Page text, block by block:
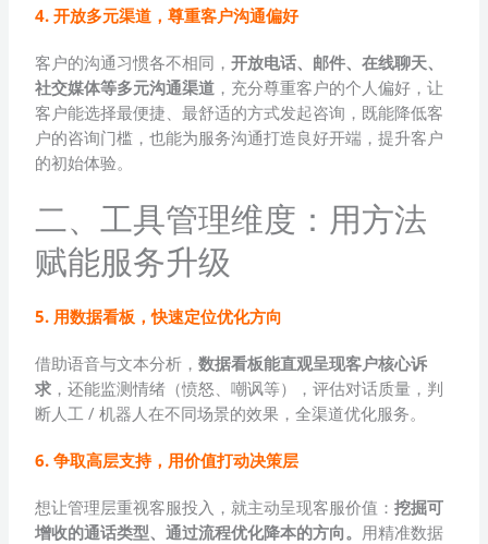
4. 开放多元渠道，尊重客户沟通偏好
客户的沟通习惯各不相同，开放电话、邮件、在线聊天、
社交媒体等多元沟通渠道 ，充分尊重客户的个人偏好，让
客户能选择最便捷、最舒适的方式发起咨询，既能降低客
户的咨询门槛，也能为服务沟通打造良好开端，提升客户
的初始体验。
二、工具管理维度：用方法
赋能服务升级
5. 用数据看板，快速定位优化方向
借助语音与文本分析，数据看板能直观呈现客户核心诉
求 ，还能监测情绪（愤怒、嘲讽等），评估对话质量，判
断人工 / 机器人在不同场景的效果，全渠道优化服务。
6. 争取高层支持，用价值打动决策层
想让管理层重视客服投入，就主动呈现客服价值：挖掘可
增收的通话类型、通过流程优化降本的方向。 用精准数据